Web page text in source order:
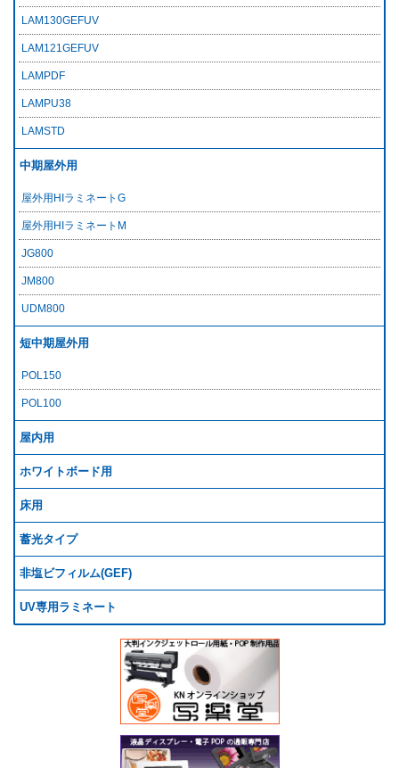
LAM130GEFUV
LAM121GEFUV
LAMPDF
LAMPU38
LAMSTD
中期屋外用
屋外用HIラミネートG
屋外用HIラミネートM
JG800
JM800
UDM800
短中期屋外用
POL150
POL100
屋内用
ホワイトボード用
床用
蓄光タイプ
非塩ビフィルム(GEF)
UV専用ラミネート